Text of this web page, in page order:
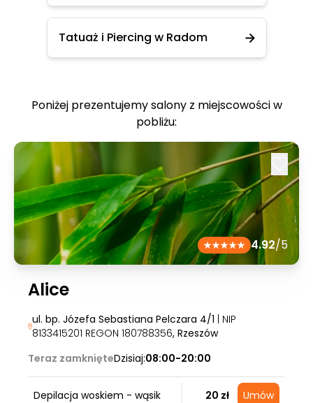
Tatuaż i Piercing w Radom
Poniżej prezentujemy salony z miejscowości w
pobliżu:
4.92/5
Alice
ul. bp. Józefa Sebastiana Pelczara 4/1 | NIP
8133415201 REGON 180788356, Rzeszów
Teraz zamknięteDzisiaj:08:00-20:00
Depilacja woskiem - wąsik 20 zł Umów